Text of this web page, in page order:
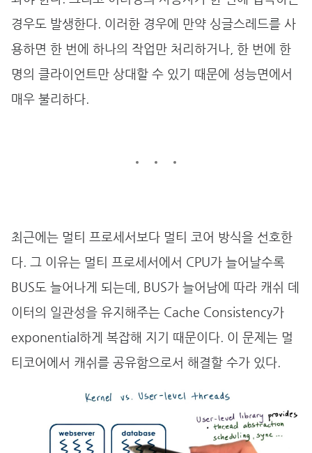
경우도 발생한다. 이러한 경우에 만약 싱글스레드를 사
용하면 한 번에 하나의 작업만 처리하거나, 한 번에 한
명의 클라이언트만 상대할 수 있기 때문에 성능면에서
매우 불리하다.
최근에는 멀티 프로세서보다 멀티 코어 방식을 선호한
다. 그 이유는 멀티 프로세서에서 CPU가 늘어날수록
BUS도 늘어나게 되는데, BUS가 늘어남에 따라 캐쉬 데
이터의 일관성을 유지해주는 Cache Consistency가
exponential하게 복잡해 지기 때문이다. 이 문제는 멀
티코어에서 캐쉬를 공유함으로서 해결할 수가 있다.